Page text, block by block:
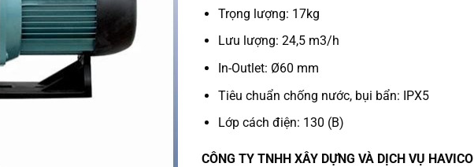
Trọng lượng: 17kg
Lưu lượng: 24,5 m3/h
In-Outlet: Ø60 mm
Tiêu chuẩn chống nước, bụi bẩn: IPX5
Lớp cách điện: 130 (B)
CÔNG TY TNHH XÂY DỰNG VÀ DỊCH VỤ HAVICO